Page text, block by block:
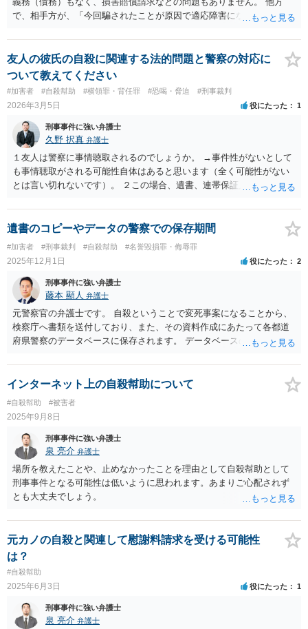
で、相手方が、「今回騙されたことが原因で適応障害になり働けなく
なくとも「脅迫罪」であり、場合によっては「結婚しないのであれ
ば、私を殺せ」という「強要罪」にあたりうる行為の可能性もありま
す。 いい大人が親を連れて（親もついてくる）複数回（執拗に）来訪
したりと異常な側面もありますので、至急、警察にストーカー事案と
して相談すべきと思われます。
友人の彼氏の自殺に関連する法的問題と警察の対応に
ついて教えてください
#加害者 #自殺幇助 #横領罪・背任罪 #恐喝・脅迫 #刑事裁判
2026年3月5日 役にたった 1
刑事事件に強い弁護士
久野 択真 弁護士
１友人は警察に事情聴取されるのでしょうか。 →事件性がないとして
も事情聴取がされる可能性自体はあると思います（全く可能性がない
とは言い切れないです）。 ２この場合、遺書、連帯保証人の書類、借
警察の方で資料としてコピー等はするのでは無いかなと思います。 ３
データ化されるなら通帳は１ページずつコピーをとられるのでしょう
か。 →警察次第ですが、全ページがコピーされる可能性はあると思い
ます。 以上ご参考までに。
遺書のコピーやデータの警察での保存期間
#加害者 #刑事裁判 #自殺幇助 #名誉毀損罪・侮辱罪
2025年12月1日 役にたった 2
刑事事件に強い弁護士
藤本 顯人 弁護士
元警察官の弁護士です。 自殺ということで変死事案になることから、
検察庁へ書類を送付しており、また、その資料作成にあたって各都道
府県警察のデータベースに保存されます。 データベースの保管期限は
えるために、数十年単位で保存していると思います。 ご参考になれば
幸いです。
インターネット上の自殺幇助について
#自殺幇助 #被害者
2025年9月8日
刑事事件に強い弁護士
泉 亮介 弁護士
場所を教えたことや、止めなかったことを理由として自殺幇助として
刑事事件となる可能性は低いように思われます。あまりご心配されず
とも大丈夫でしょう。
元カノの自殺と関連して慰謝料請求を受ける可能性
は？
#自殺幇助
2025年6月3日 役にたった 1
刑事事件に強い弁護士
泉 亮介 弁護士